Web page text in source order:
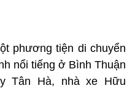
phương tiện di chuyển
nổi tiếng ở Bình Thuận
Tân Hà, nhà xe Hữu